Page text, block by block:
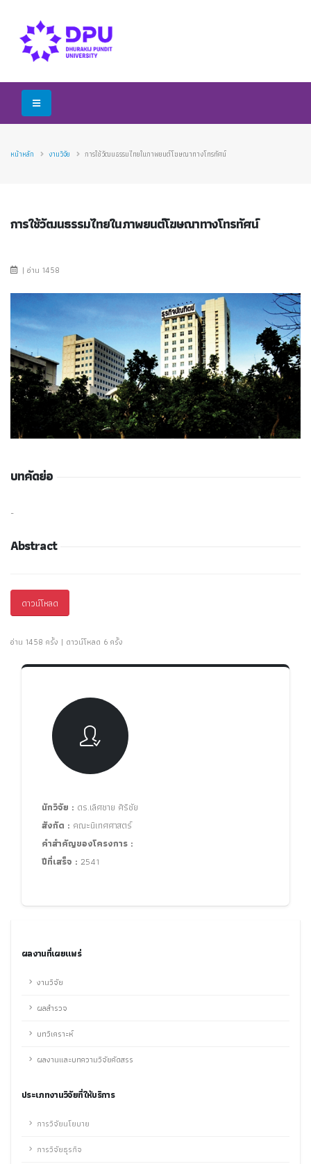
หน้าหลัก งานวิจัย การใช้วัฒนธรรมไทยในภาพยนต์โฆษณาทางโทรทัศน์
การใช้วัฒนธรรมไทยในภาพยนต์โฆษณาทางโทรทัศน์
| อ่าน 1458
บทคัดย่อ
-
Abstract
ดาวน์โหลด
อ่าน 1458 ครั้ง | ดาวน์โหลด 6 ครั้ง
นักวิจัย : ดร.เลิศชาย ศิริชัย
สังกัด : คณะนิเทศศาสตร์
คำสำคัญของโครงการ :
ปีที่เสร็จ : 2541
ผลงานที่เผยแพร่
งานวิจัย
ผลสำรวจ
บทวิเคราะห์
ผลงานและบทความวิจัยคัดสรร
ประเภทงานวิจัยที่ให้บริการ
การวิจัยนโยบาย
การวิจัยธุรกิจ